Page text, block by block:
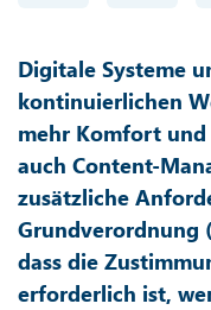
Digitale Systeme
kontinuierlichen
mehr Komfort
auch Content-
zusätzliche
Grundverordnung
dass die
erforderlich ist,